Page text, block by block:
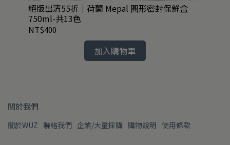
絕版出清55折｜荷蘭 Mepal 圓形密封保鮮盒
750ml-共13色
NT$400
加入購物車
關於我們
關於WUZ 聯絡我們 企業/大量採購 購物說明 使用條款